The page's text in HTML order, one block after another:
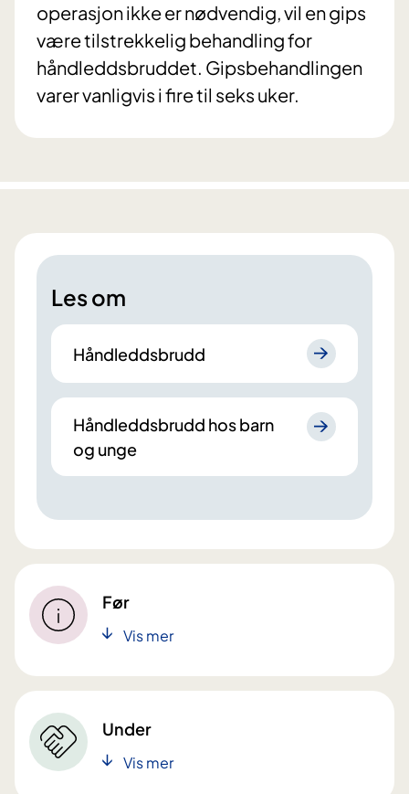
operasjon ikke er nødvendig, vil en gips
være tilstrekkelig behandling for
håndleddsbruddet. Gipsbehandlingen
varer vanligvis i fire til seks uker.
Les om
Håndleddsbrudd
Håndleddsbrudd hos barn
og unge
Før
Vis mer
Under
Vis mer